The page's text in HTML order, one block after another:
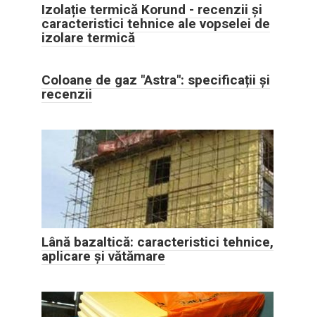
Izolație termică Korund - recenzii și
caracteristici tehnice ale vopselei de
izolare termică
Coloane de gaz "Astra": specificații și
recenzii
Lână bazaltică: caracteristici tehnice,
aplicare și vătămare